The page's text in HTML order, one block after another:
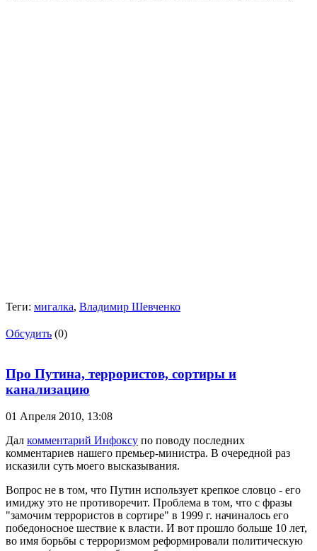
Теги: мигалка, Владимир Шевченко
Обсудить (0)
Про Путина, террористов, сортиры и
канализацию
01 Апреля 2010, 13:08
Дал комментарий Инфоксу по поводу последних
комментариев нашего премьер-министра. В очередной раз
исказили суть моего высказывания.
Вопрос не в том, что Путин использует крепкое словцо - его
имиджу это не противоречит. Проблема в том, что с фразы
"замочим террористов в сортире" в 1999 г. начиналось его
победоносное шествие к власти. И вот прошло больше 10 лет,
во имя борьбы с терроризмом реформировали политическую